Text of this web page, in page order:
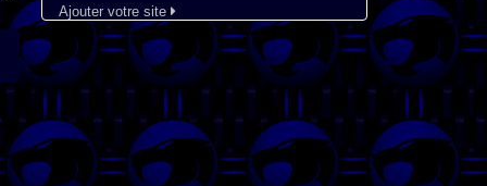
Ajouter votre site